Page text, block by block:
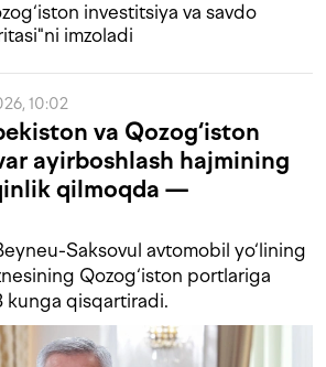
investitsiya va savdo
imzoladi
10:02
va Qozog‘iston
ayirboshlash hajmining
qilmoqda —
Saksovul avtomobil yo‘lining
Qozog‘iston portlariga
kunga qisqartiradi.